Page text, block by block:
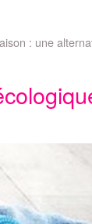
: une